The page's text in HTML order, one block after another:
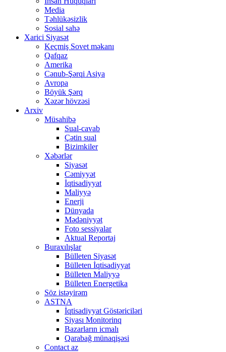
Media
Təhlükəsizlik
Sosial sahə
Xarici Siyasət
Keçmiş Sovet məkanı
Qafqaz
Amerika
Cənub-Şərqi Asiya
Avropa
Böyük Şərq
Xəzər hövzəsi
Arxiv
Müsahibə
Sual-cavab
Çətin sual
Bizimkiler
Xəbərlər
Siyasət
Cəmiyyət
İqtisadiyyat
Maliyyə
Enerji
Dünyada
Mədəniyyət
Foto sessiyalar
Aktual Reportaj
Buraxılışlar
Bülleten Siyasət
Bülleten İqtisadiyyat
Bülleten Maliyyə
Bülleten Energetika
Söz istəyirəm
ASTNA
İqtisadiyyat Göstəriciləri
Siyası Monitorinq
Bazarların icmalı
Qarabağ münaqişəsi
Contact az